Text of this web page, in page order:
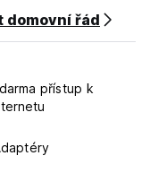
domovní řád
přístup k